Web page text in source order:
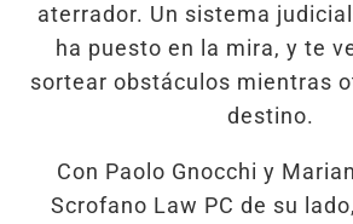
aterrador. Un sistema
ha puesto en la mira, y te
sortear obstáculos mientras
destino.
Con Paolo Gnocchi y
Scrofano Law PC de su